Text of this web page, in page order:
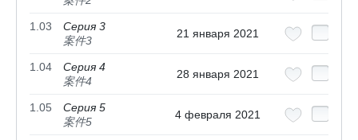
1.03
Серия 3
案件3
21 января 2021
1.04
Серия 4
案件4
28 января 2021
1.05
Серия 5
案件5
4 февраля 2021